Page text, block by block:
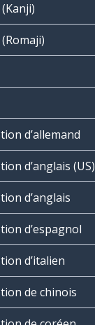
d’allemand
d’anglais (US)
d’anglais
d’espagnol
d’italien
de chinois